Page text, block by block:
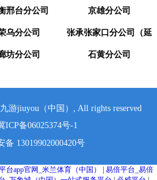
邢台分公司 京雄分公司
乌分公司 张承张家口分公司（延
崇分公司）
坊分公司 石黄分公司
游jiuyou（中国）, All rights reserved
ICP备06025374号-1
备 13019902000420号
台app官网_米兰体育（中国） | 易倍平台_易倍